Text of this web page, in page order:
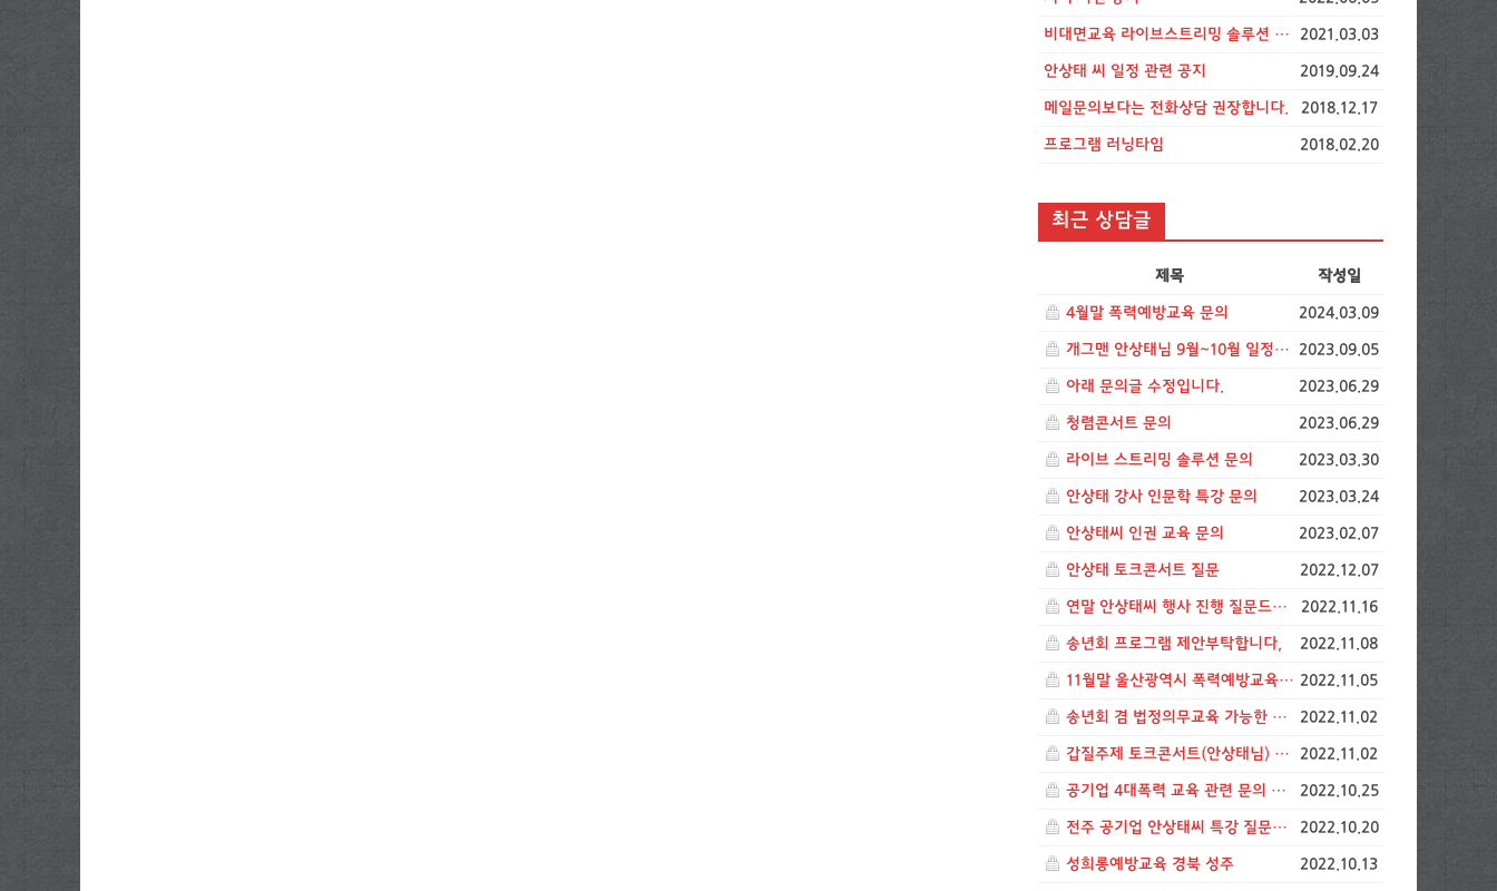
비대면교육 라이브스트리밍 솔루션 비용 공지 2021.03.03
안상태 씨 일정 관련 공지 2019.09.24
메일문의보다는 전화상담 권장합니다. 2018.12.17
프로그램 러닝타임 2018.02.20
최근 상담글
제목 작성일
4월말 폭력예방교육 문의 2024.03.09
개그맨 안상태님 9월~10월 일정문의드립니다. 2023.09.05
아래 문의글 수정입니다. 2023.06.29
청렴콘서트 문의 2023.06.29
라이브 스트리밍 솔루션 문의 2023.03.30
안상태 강사 인문학 특강 문의 2023.03.24
안상태씨 인권 교육 문의 2023.02.07
안상태 토크콘서트 질문 2022.12.07
연말 안상태씨 행사 진행 질문드립니다. (청주) 2022.11.16
송년회 프로그램 제안부탁합니다, 2022.11.08
11월말 울산광역시 폭력예방교육 일정 2022.11.05
송년회 겸 법정의무교육 가능한 프로그램 제안해주세요 2022.11.02
갑질주제 토크콘서트(안상태님) 문의 2022.11.02
공기업 4대폭력 교육 관련 문의 입니다. 2022.10.25
전주 공기업 안상태씨 특강 질문입니다. 2022.10.20
성희롱예방교육 경북 성주 2022.10.13